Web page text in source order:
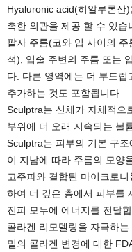
Hyaluronic acid(히알루론산
촉한 외관을 제공 할 수 있습
팔자 주름(코와 입 사이의
석), 입술 주변의 주름 또는
다. 다른 영역에는 더 부드
추가하는 것도 포함됩니다.
Sculptra는 신체가 자체적으
부위에 더 오래 지속되는 볼
Sculptra는 피부의 기본 구
이 지남에 따라 주름의 모양
고주파와 결합된 마이크로
하여 더 깊은 층에서 피부를
진피 모두에 에너지를 전달
콜라겐 리모델링을 자극하
밑의 콜라겐 변경에 대한